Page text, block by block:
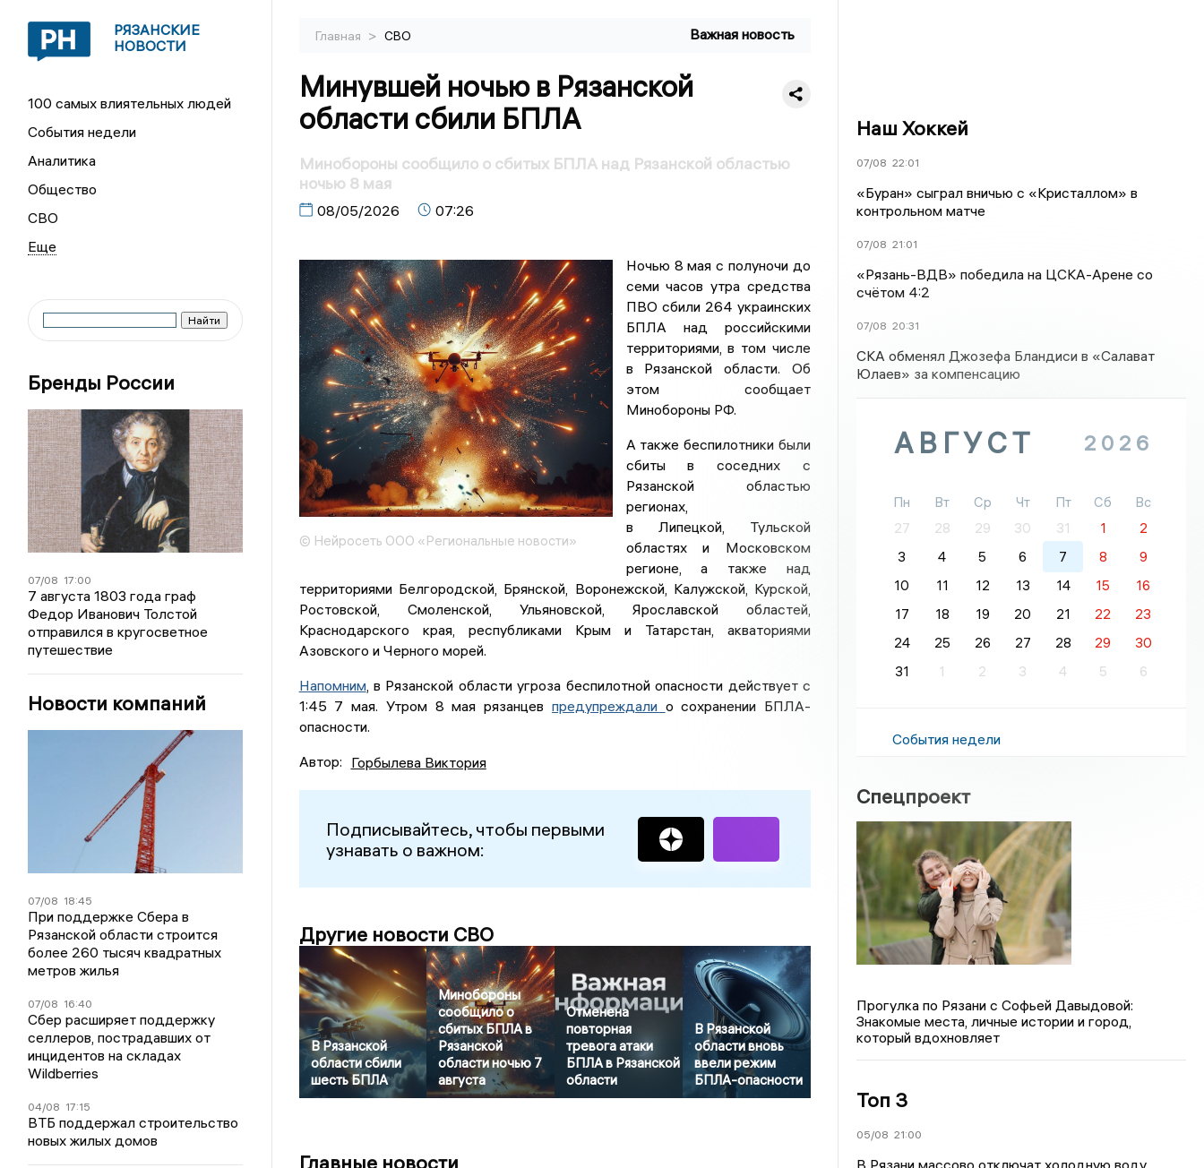
РЯЗАНСКИЕ
НОВОСТИ
100 самых влиятельных людей
События недели
Аналитика
Общество
СВО
Бренды России
07/08 17:00
7 августа 1803 года граф
Федор Иванович Толстой
отправился в кругосветное
путешествие
Новости компаний
07/08 18:45
При поддержке Сбера в
Рязанской области строится
более 260 тысяч квадратных
метров жилья
07/08 16:40
Сбер расширяет поддержку
селлеров, пострадавших от
инцидентов на складах
Wildberries
04/08 17:15
ВТБ поддержал строительство
новых жилых домов
Главная > СВО Важная новость
Минувшей ночью в Рязанской
области сбили БПЛА
Минобороны сообщило о сбитых БПЛА над Рязанской областью
ночью 8 мая
08/05/2026 07:26
© Нейросеть ООО «Региональные новости»
Ночью 8 мая с полуночи до
семи часов утра средства
ПВО сбили 264 украинских
БПЛА над российскими
территориями, в том числе
в Рязанской области. Об
этом сообщает
Минобороны РФ.
А также беспилотники были
сбиты в соседних с
Рязанской областью
регионах,
в Липецкой, Тульской
областях и Московском
регионе, а также над
территориями Белгородской, Брянской, Воронежской, Калужской, Курской,
Ростовской, Смоленской, Ульяновской, Ярославской областей,
Краснодарского края, республиками Крым и Татарстан, акваториями
Азовского и Черного морей.
Напомним, в Рязанской области угроза беспилотной опасности действует с
1:45 7 мая. Утром 8 мая рязанцев предупреждали о сохранении БПЛА-
опасности.
Автор: Горбылева Виктория
Подписывайтесь, чтобы первыми
узнавать о важном:
Другие новости СВО
В Рязанской
области сбили
шесть БПЛА
Минобороны
сообщило о
сбитых БПЛА в
Рязанской
области ночью 7
августа
Отменена
повторная
тревога атаки
БПЛА в Рязанской
области
В Рязанской
области вновь
ввели режим
БПЛА-опасности
Наш Хоккей
07/08 22:01
«Буран» сыграл вничью с «Кристаллом» в
контрольном матче
07/08 21:01
«Рязань-ВДВ» победила на ЦСКА-Арене со
счётом 4:2
07/08 20:31
СКА обменял Джозефа Бландиси в «Салават
Юлаев» за компенсацию
АВГУСТ 2026
Пн Вт Ср Чт Пт Сб
Вс
27
28 29 30 31 1
2
3
4 5 6 7 8
9
10
11 12 13 14 15
16
17
18 19 20 21 22
23
24
25 26 27 28 29
30
31
1 2 3 4 5 6
События недели
Спецпроект
Прогулка по Рязани с Софьей Давыдовой:
Знакомые места, личные истории и город,
который вдохновляет
Топ 3
05/08 21:00
В Рязани массово отключат холодную воду